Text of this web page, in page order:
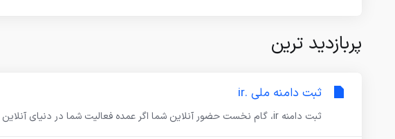
پربازدید ترین
ثبت دامنه ملی .ir
ثبت دامنه ir، گام نخست حضور آنلاین شما اگر عمده فعالیت شما در دنیای آنلاین ایران میباشد، اولین و...